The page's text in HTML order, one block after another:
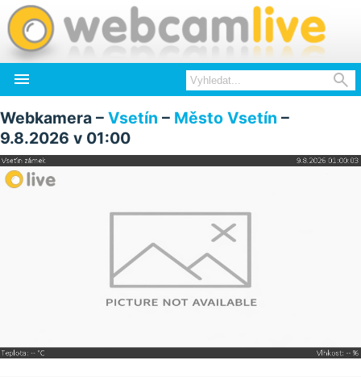
 
Webkamera – Vsetín – Město Vsetín –
9.8.2026 v 01:00